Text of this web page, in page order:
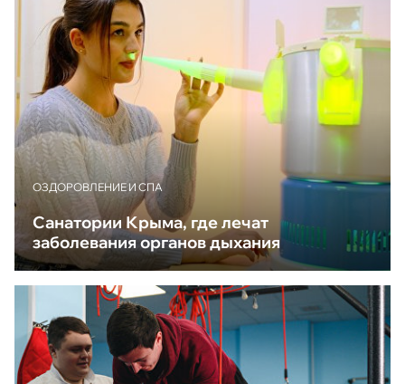
ОЗДОРОВЛЕНИЕ И СПА
Санатории Крыма, где лечат
заболевания органов дыхания